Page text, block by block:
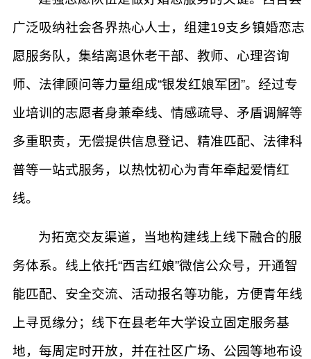
广泛吸纳社会各界热心人士，组建19支乡镇婚恋志
愿服务队，集结离退休老干部、教师、心理咨询
师、法律顾问等力量组成“银发红娘军团”。经过专
业培训的志愿者身兼牵线、情感疏导、矛盾调解等
多重职责，无偿提供信息登记、精准匹配、法律科
普等一站式服务，以热忱初心为青年牵起爱情红
线。
为拓宽交友渠道，当地构建线上线下融合的服
务体系。线上依托“西吉红娘”微信公众号，开通智
能匹配、安全交流、活动报名等功能，方便青年线
上寻觅缘分；线下在县老年大学设立固定服务基
地，每周定时开放，并在社区广场、公园等地布设